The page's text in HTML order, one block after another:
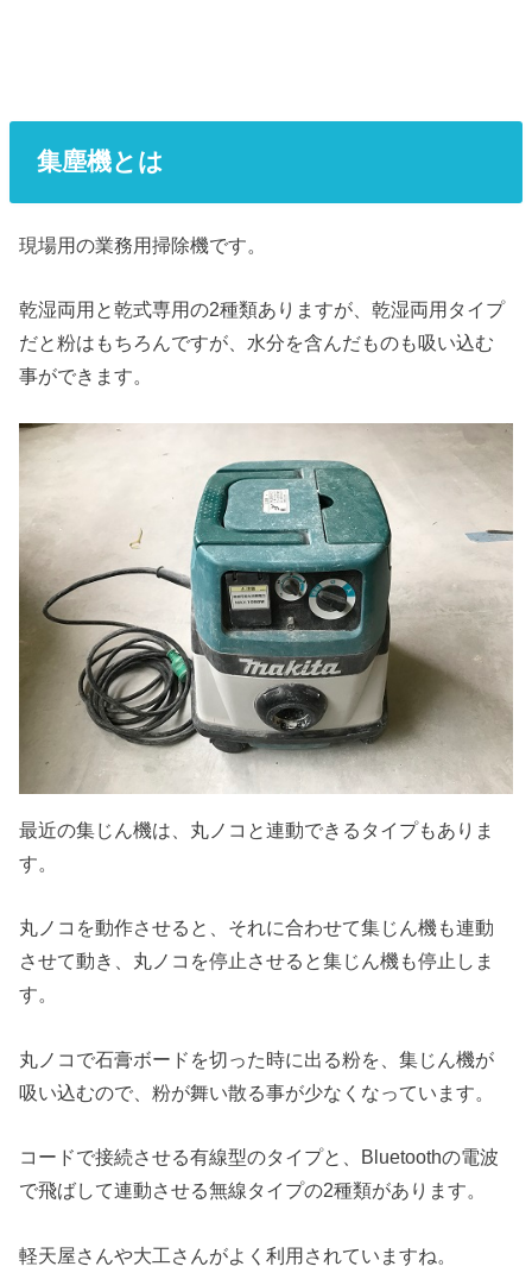
集塵機とは
現場用の業務用掃除機です。
乾湿両用と乾式専用の2種類ありますが、乾湿両用タイプ
だと粉はもちろんですが、水分を含んだものも吸い込む
事ができます。
最近の集じん機は、丸ノコと連動できるタイプもありま
す。
丸ノコを動作させると、それに合わせて集じん機も連動
させて動き、丸ノコを停止させると集じん機も停止しま
す。
丸ノコで石膏ボードを切った時に出る粉を、集じん機が
吸い込むので、粉が舞い散る事が少なくなっています。
コードで接続させる有線型のタイプと、Bluetoothの電波
で飛ばして連動させる無線タイプの2種類があります。
軽天屋さんや大工さんがよく利用されていますね。